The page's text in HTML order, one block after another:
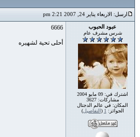
ارسل: الاربعاء يناير 24, 2007 2:21 pm
عبود الحبوب
شرس مشرف عام
اشترك في: 09 مايو 2004
مشاركات: 3627
المكان: في عالم الدجتال
الجوائز: 1
(التفاصيل)
6666
أحلى تحية لشهيره